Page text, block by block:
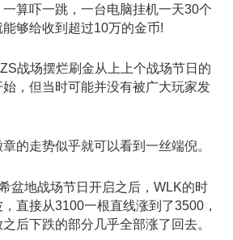
算吓一跳，一台电脑挂机一天30个
够给收到超过10万的金币!
战场摆烂刷金从上上个战场节日的
，但当时可能并没有被广大玩家发
的走势似乎就可以看到一丝端倪。
盆地战场节日开启之后，WLK的时
直接从3100一根直线涨到了3500，
后下跌的部分几乎全部涨了回去。